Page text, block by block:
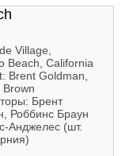
Village,
Beach, California
Brent Goldman,
Brown
Брент
Роббинс Браун
Анджелес (шт.